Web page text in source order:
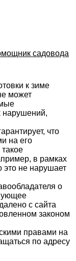
садовода
к зиме
может
нарушений,
что
на его
в рамках
это не нарушает
о
с сайта
законом
правами на
по адресу